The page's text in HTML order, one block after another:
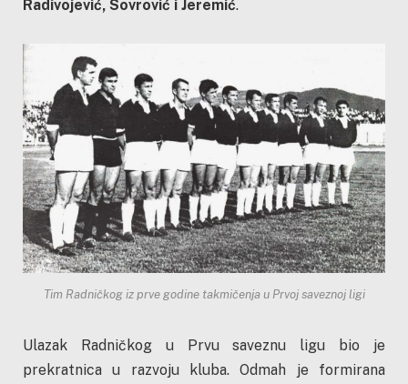
Radivojević, Sovrović i Jeremić.
Tim Radničkog iz prve godine takmičenja u Prvoj saveznoj ligi
Ulazak Radničkog u Prvu saveznu ligu bio je
prekratnica u razvoju kluba. Odmah je formirana